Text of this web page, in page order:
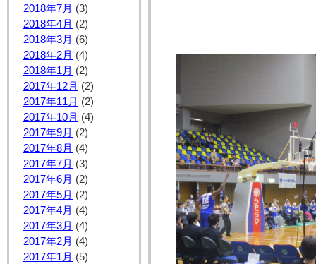
2018年7月 (3)
2018年4月 (2)
2018年3月 (6)
2018年2月 (4)
2018年1月 (2)
2017年12月 (2)
2017年11月 (2)
2017年10月 (4)
2017年9月 (2)
2017年8月 (4)
2017年7月 (3)
2017年6月 (2)
2017年5月 (2)
2017年4月 (4)
2017年3月 (4)
2017年2月 (4)
2017年1月 (5)